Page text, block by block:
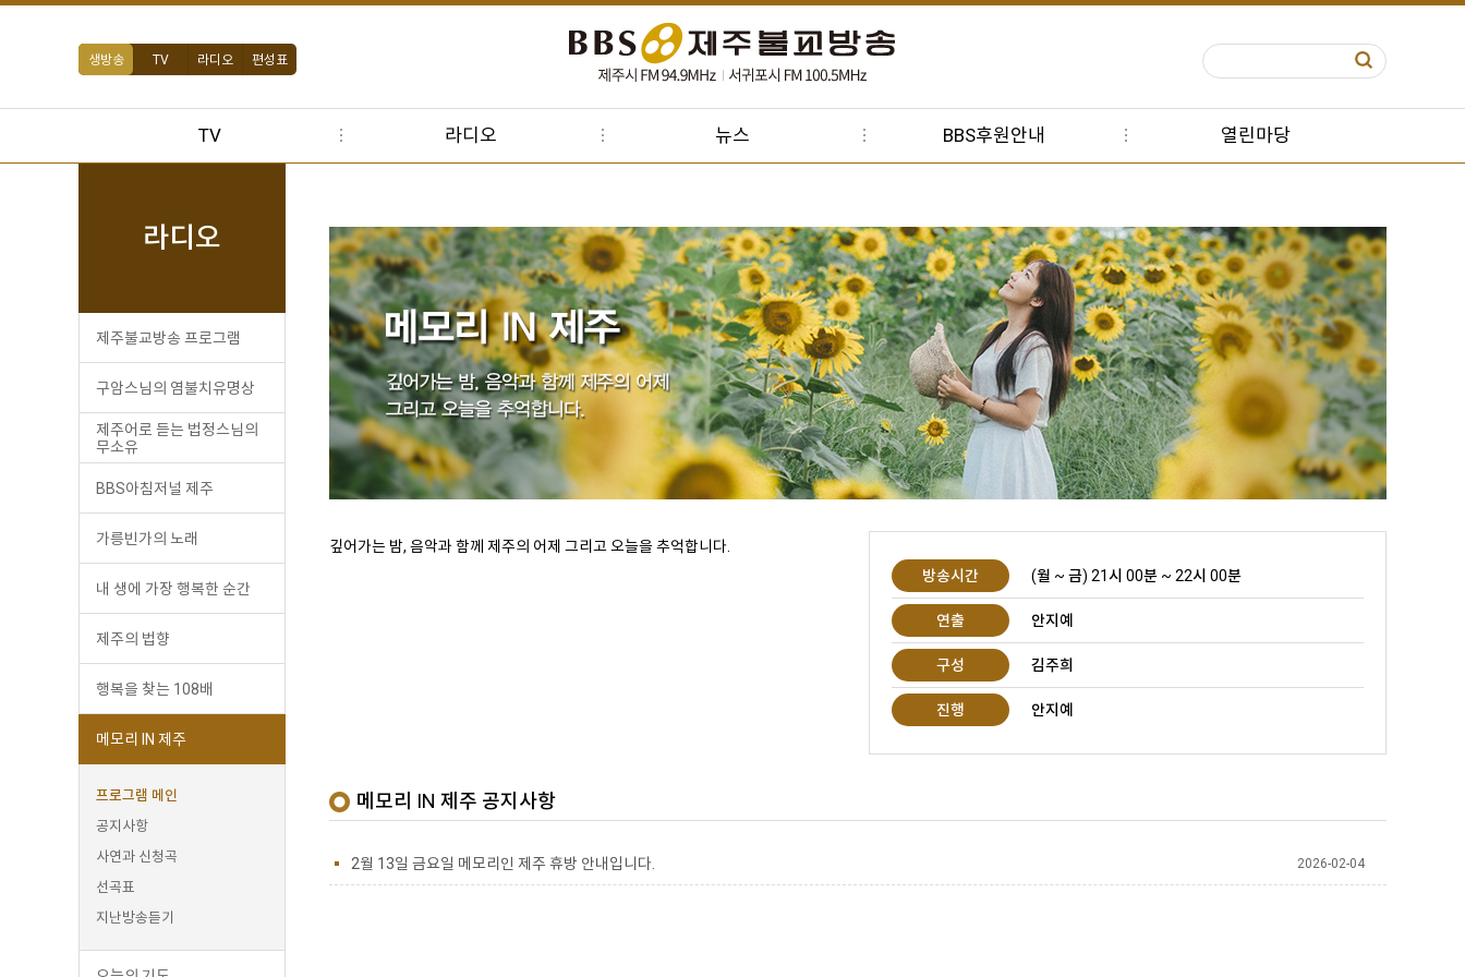
생방송 TV 라디오 편성표
TV 라디오 뉴스 BBS후원안내 열린마당
라디오
제주불교방송 프로그램
구암스님의 염불치유명상
제주어로 듣는 법정스님의
무소유
BBS아침저널 제주
가릉빈가의 노래
내 생에 가장 행복한 순간
제주의 법향
행복을 찾는 108배
메모리 IN 제주
프로그램 메인
공지사항
사연과 신청곡
선곡표
지난방송듣기
깊어가는 밤, 음악과 함께 제주의 어제 그리고 오늘을 추억합니다.
방송시간
(월 ~ 금) 21시 00분 ~ 22시 00분
연출 안지예
구성 김주희
진행 안지예
메모리 IN 제주 공지사항
2월 13일 금요일 메모리인 제주 휴방 안내입니다. 2026-02-04